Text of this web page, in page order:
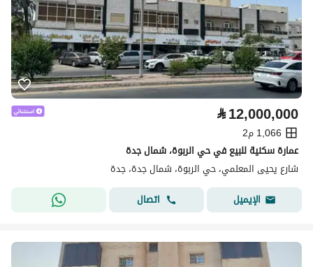
⃁12,000,000
1,066 م2
عمارة سكنية للبيع في حي الربوة، شمال جدة
شارع يحيى المعلمي، حي الربوة، شمال جدة، جدة
الإيميل
اتصال